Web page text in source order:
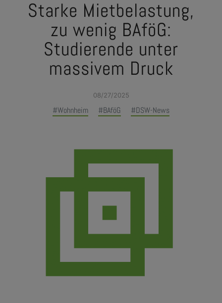
Starke Mietbelastung,
zu wenig BAföG:
Studierende unter
massivem Druck
08/27/2025
#Wohnheim #BAföG #DSW-News